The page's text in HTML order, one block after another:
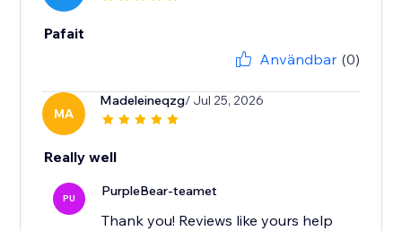
Pafait
Användbar (0)
MA
Madeleineqzg/ Jul 25, 2026
Really well
PU PurpleBear-teamet
Thank you! Reviews like yours help